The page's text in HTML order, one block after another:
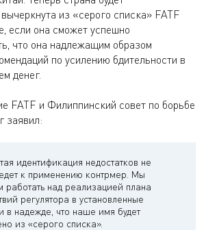
из «серого списка» FATF
если она сможет успешно
что она надлежащим образом
по усилению бдительности в
денег.
FATF и Филиппинский совет по борьбе
заявил:
идентификация недостатков не
к применению контрмер. Мы
работать над реализацией плана
регулятора в установленные
в надежде, что наше имя будет
из «серого списка».